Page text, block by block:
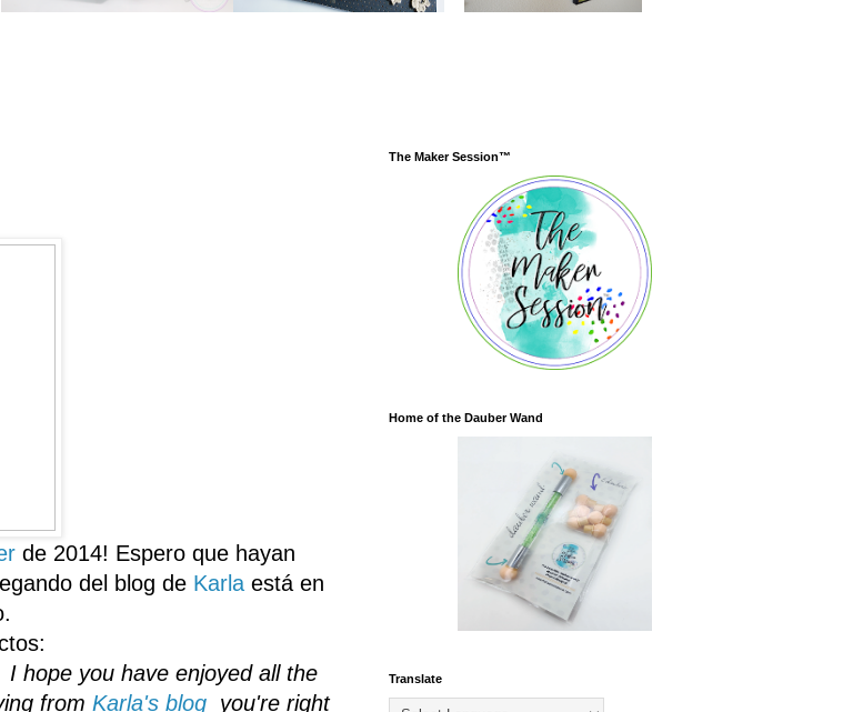
de 2014! Espero que hayan
del blog de Karla está en
.
hope you have enjoyed all the
from Karla's blogyou're right
The Maker Session™
Home of the Dauber Wand
Translate